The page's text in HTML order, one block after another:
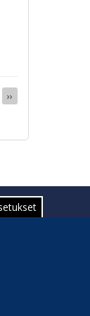
Seuraava
sivu
››